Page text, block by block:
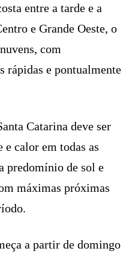
entre a tarde e a
e Grande Oeste, o
com
rápidas e pontualmente
Catarina deve ser
calor em todas as
predomínio de sol e
máximas próximas
a partir de domingo